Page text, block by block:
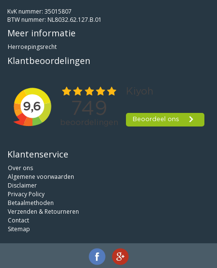
KvK nummer: 35015807
BTW nummer: NL8032.62.127.B.01
Meer informatie
Herroepingsrecht
Klantbeoordelingen
Klantenservice
Over ons
Algemene voorwaarden
Disclaimer
Privacy Policy
Betaalmethoden
Verzenden & Retourneren
Contact
Sitemap